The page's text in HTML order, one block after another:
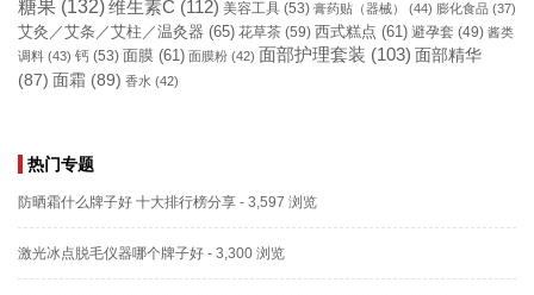
糖果 (132)维生素C (112) 美容工具 (53) 膏药贴（器械） (44) 膨化食品 (37)
艾灸／艾条／艾柱／温灸器 (65) 花草茶 (59) 西式糕点 (61) 避孕套 (49) 酱类
调料 (43) 钙 (53) 面膜 (61) 面膜粉 (42) 面部护理套装 (103) 面部精华
(87) 面霜 (89) 香水 (42)
热门专题
防晒霜什么牌子好 十大排行榜分享 - 3,597 浏览
激光冰点脱毛仪器哪个牌子好 - 3,300 浏览